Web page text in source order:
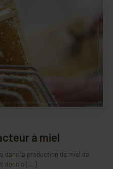
à miel
dans la production de miel de
donc c [...]